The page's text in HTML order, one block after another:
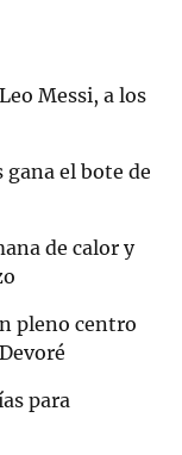
Messi, a los
el bote de
de calor y
pleno centro
para